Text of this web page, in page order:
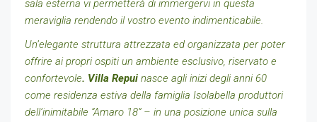
sala esterna vi permetterà di immergervi in questa
meraviglia rendendo il vostro evento indimenticabile.
Un’elegante struttura attrezzata ed organizzata per poter
offrire ai propri ospiti un ambiente esclusivo, riservato e
confortevole. Villa Repui nasce agli inizi degli anni 60
come residenza estiva della famiglia Isolabella produttori
dell’inimitabile “Amaro 18” – in una posizione unica sulla